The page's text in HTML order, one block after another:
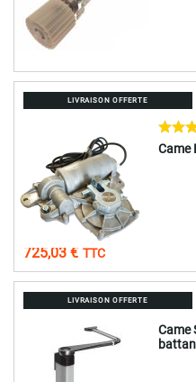
175,63 €
146,36 €
LIVRAISON OFFERTE
Came
725,03 €
LIVRAISON OFFERTE
Came